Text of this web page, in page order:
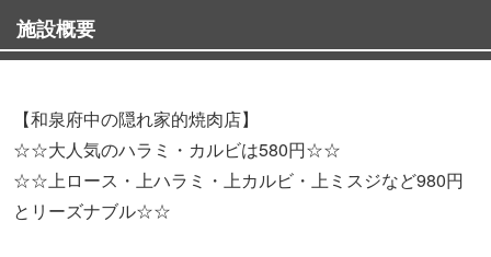
施設概要
【和泉府中の隠れ家的焼肉店】
☆☆大人気のハラミ・カルビは580円☆☆
☆☆上ロース・上ハラミ・上カルビ・上ミスジなど980円
とリーズナブル☆☆